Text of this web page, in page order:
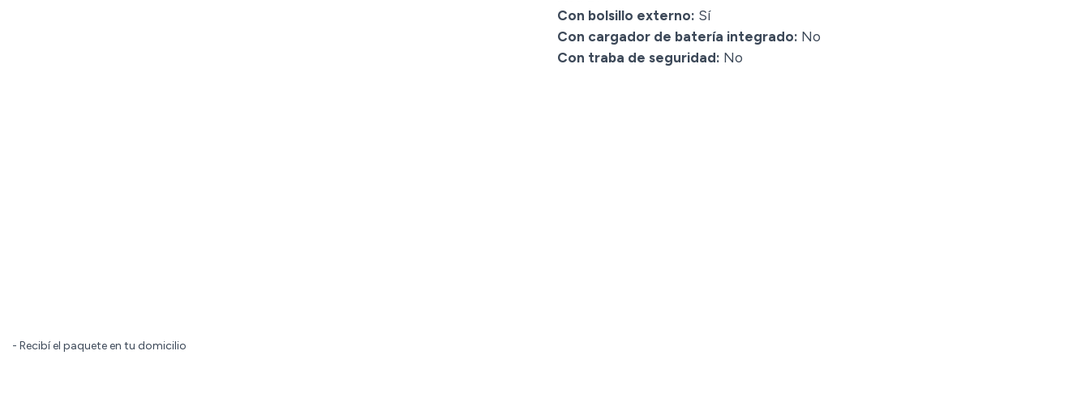
- Recibí el paquete en tu domicilio
Con bolsillo externo: Sí
Con cargador de batería integrado: No
Con traba de seguridad: No